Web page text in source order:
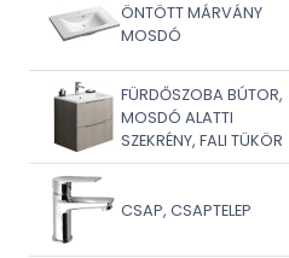
ÖNTÖTT MÁRVÁNY
MOSDÓ
FÜRDŐSZOBA BÚTOR,
MOSDÓ ALATTI
SZEKRÉNY, FALI TÜKÖR
CSAP, CSAPTELEP